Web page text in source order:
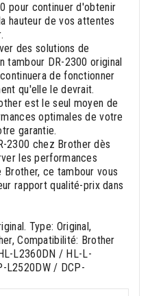
pour continuer d'obtenir
hauteur de vos attentes
des solutions de
tambour DR-2300 original
de fonctionner
qu'elle le devrait.
est le seul moyen de
optimales de votre
garantie.
2300 chez Brother dès
les performances
ce tambour vous
rapport qualité-prix dans
Type: Original,
Compatibilité: Brother
L2360DN / HL-L-
L2520DW / DCP-